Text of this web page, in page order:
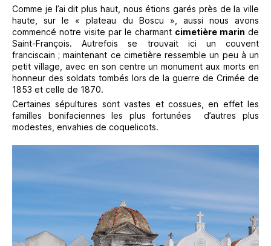
Comme je l’ai dit plus haut, nous étions garés près de la ville
haute, sur le « plateau du Boscu », aussi nous avons
commencé notre visite par le charmant cimetière marin de
Saint-François. Autrefois se trouvait ici un couvent
franciscain ; maintenant ce cimetière ressemble un peu à un
petit village, avec en son centre un monument aux morts en
honneur des soldats tombés lors de la guerre de Crimée de
1853 et celle de 1870.
Certaines sépultures sont vastes et cossues, en effet les
familles bonifaciennes les plus fortunées
d’autres plus
modestes, envahies de coquelicots.